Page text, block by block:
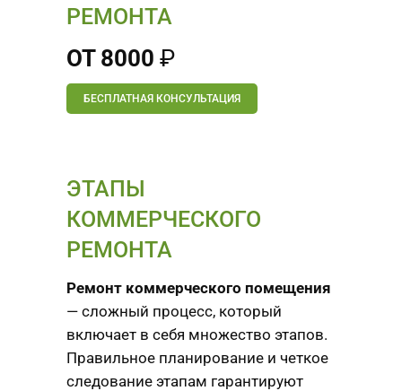
РЕМОНТА
ОТ 8000 ₽
БЕСПЛАТНАЯ КОНСУЛЬТАЦИЯ
ЭТАПЫ
КОММЕРЧЕСКОГО
РЕМОНТА
Ремонт коммерческого помещения
— сложный процесс, который
включает в себя множество этапов.
Правильное планирование и четкое
следование этапам гарантируют